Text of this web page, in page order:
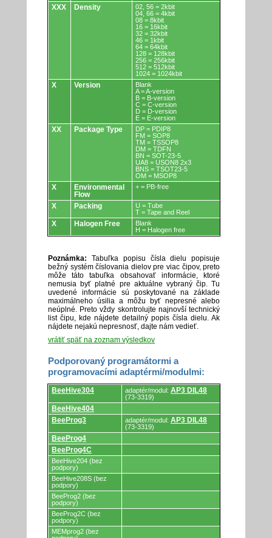
XXX Density
02, 56 = 2kbit
04, 66 = 4kbit
08 = 8kbit
16 = 16kbit
32 = 32kbit
46 = 1kbit
64 = 64kbit
128 = 128kbit
256 = 256kbit
512 = 512kbit
1024 = 1024kbit
X Version
Blank
A = A-version
B = B-version
C = C-version
D = D-version
E = E-version
XX Package Type
DP = PDIP8
FM = SOP8
TM = TSSOP8
DM = TDFN
BN = SOT-23-5
UA8 = USON8 2x3
BNS = TSOT23-5
OM = MSOP8
X
Environmental
Flow
+ = PB-free
X Packing
U = Tube
T = Tape and Reel
X Halogen Free
Blank
H = Halogen free
Poznámka: Tabuľka popisu čísla dielu popisuje
bežný systém číslovania dielov pre viac čipov, preto
môže táto tabuľka obsahovať informácie, ktoré
nemusia byť platné pre aktuálne vybraný čip. Tu
uvedené informácie sú poskytované na základe
maximálneho úsilia a môžu byť nepresné alebo
neúplné. Preto vždy skontrolujte najnovší technický
list čipu, kde nájdete detailný popis čísla dielu. Ak
nájdete nejakú nepresnosť, dajte nám vedieť.
vrátiť späť na zoznam výsledkov
Podporovaný programátormi a
programovacími adaptérmi/modulmi:
Podporovaný
programátormi
a
programovacími
adaptérmi/modulmi.
BeeHive304 adaptér/modul: AP3 DIL48
(73-3319)
BeeHive404
BeeProg3
adaptér/modul: AP3 DIL48
(73-3319)
BeeProg4
BeeProg4C
BeeHive204 (bez
podpory)
BeeHive208S (bez
podpory)
BeeProg2 (bez
podpory)
BeeProg2C (bez
podpory)
MEMprog2 (bez